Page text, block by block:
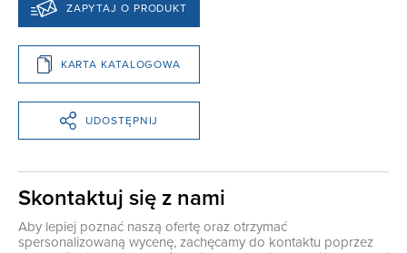
ZAPYTAJ O PRODUKT
KARTA KATALOGOWA
UDOSTĘPNIJ
Skontaktuj się z nami
Aby lepiej poznać naszą ofertę oraz otrzymać
spersonalizowaną wycenę, zachęcamy do kontaktu poprzez